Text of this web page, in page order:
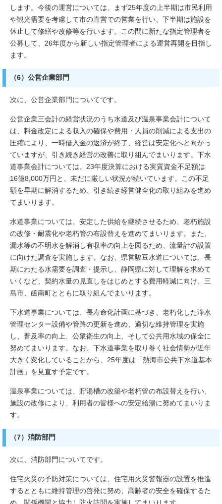
します。今後の運営については、まず25年度の上半期は市民利用
や観光需要を考慮して市の直営での営業を行い、下半期は施設を
休止して修繕や改修等を行います。この間に新たな指定管理者を
公募して、26年度から新しい指定管理者による運営再開を目指し
ます。
（6）公営企業部門
次に、公営企業部門についてです。
公営企業三会計の経営状況のうち水道及び温泉事業会計について
は、料金改定による収入の確保や費用・人員の削減による支出の
圧縮により、一時借入金の返済が終了、経営は安定化へと向かっ
ていますが、引き続き経営の改善に取り組んでまいります。下水
道事業会計については、23年度決算における実質資金不足額は
16億8,000万円と、未だに厳しい状況が続いています。この不足
額を早期に解消するため、引き続き経営健全化の取り組みを進め
てまいります。
水道事業については、安定した供給を継続させるため、老朽施設
の改修・耐震化や老朽管の布設替えを進めてまいります。また、
漏水等の不明水を解消し有収率の向上を図るため、流量計の設置
に向けた調査を実施します。なお、県営駿豆水道については、長
期にわたる水需要を調査・提示し、静岡県に対して理解を求めて
いくなど、契約水量の見直しをはじめとする費用軽減に向け、三
島市、函南町とともに取り組んでまいります。
下水道事業については、長寿命化計画に基づき、老朽化した浄水
管理センター設備や管路の更新を進め、適切な維持管理を実施
し、普及率の向上、公衆衛生の向上、そして公共用水域の保全に
努めてまいります。なお、下水道事業を取り巻く社会情勢が近年
大きく変化していることから、25年度は「熱海市公共下水道基本
計画」を見直す予定です。
温泉事業については、貯湯槽の改築や老朽管の布設替えを行い、
施設の改修により、利用者の皆様への安定給湯に努めてまいりま
す。
（7）消防部門
次に、消防部門についてです。
住宅火災の予防対策については、住宅用火災警報器の設置を推進
するとともに維持管理の啓発に努め、高齢者の安全を確保するた